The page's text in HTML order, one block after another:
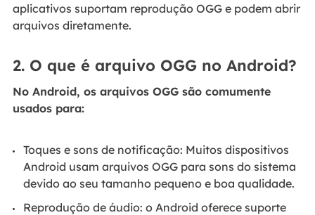
aplicativos suportam reprodução OGG e podem abrir
arquivos diretamente.
2. O que é arquivo OGG no Android?
No Android, os arquivos OGG são comumente
usados para:
Toques e sons de notificação: Muitos dispositivos
Android usam arquivos OGG para sons do sistema
devido ao seu tamanho pequeno e boa qualidade.
Reprodução de áudio: o Android oferece suporte